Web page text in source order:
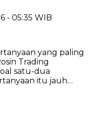
- 05:35 WIB
yang paling
Trading
satu-dua
itu jauh…